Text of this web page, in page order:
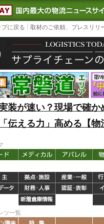
LOGISTICS TODAY｜国
に戻る 取材のご依頼、プレスリリ
装が速い？現場で確
伝える力」高める【
ツ一覧